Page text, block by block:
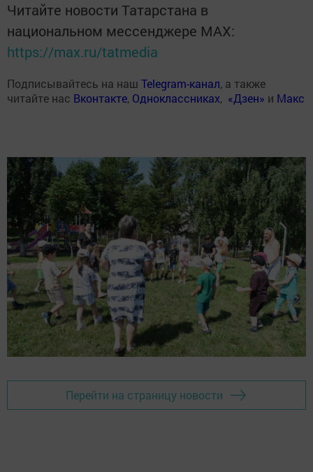
Читайте новости Татарстана в
национальном мессенджере MАХ:
https://max.ru/tatmedia
Подписывайтесь на наш Telegram-канал, а также
читайте нас Вконтакте, Одноклассниках, «Дзен» и Макс
Перейти на страницу новости